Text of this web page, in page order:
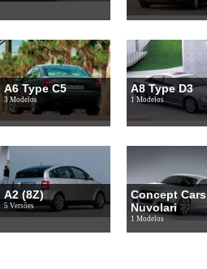
A6 Type C5
3 Modelos
A8 Type D3
1 Modelos
A2 (8Z)
5 Versões
Concept Cars
Nuvolari
1 Modelos